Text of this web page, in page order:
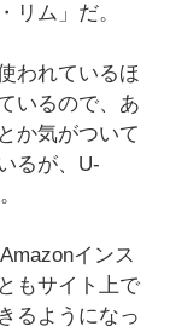
リム」だ。
われているほ
いるので、あ
か気がついて
るが、U-
インス
もサイト上で
るようになっ